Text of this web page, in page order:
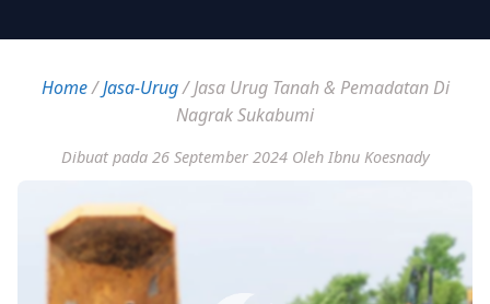
Home/Jasa-Urug/Jasa Urug Tanah & Pemadatan Di
Nagrak Sukabumi
Dibuat pada 26 September 2024 Oleh Ibnu Koesnady